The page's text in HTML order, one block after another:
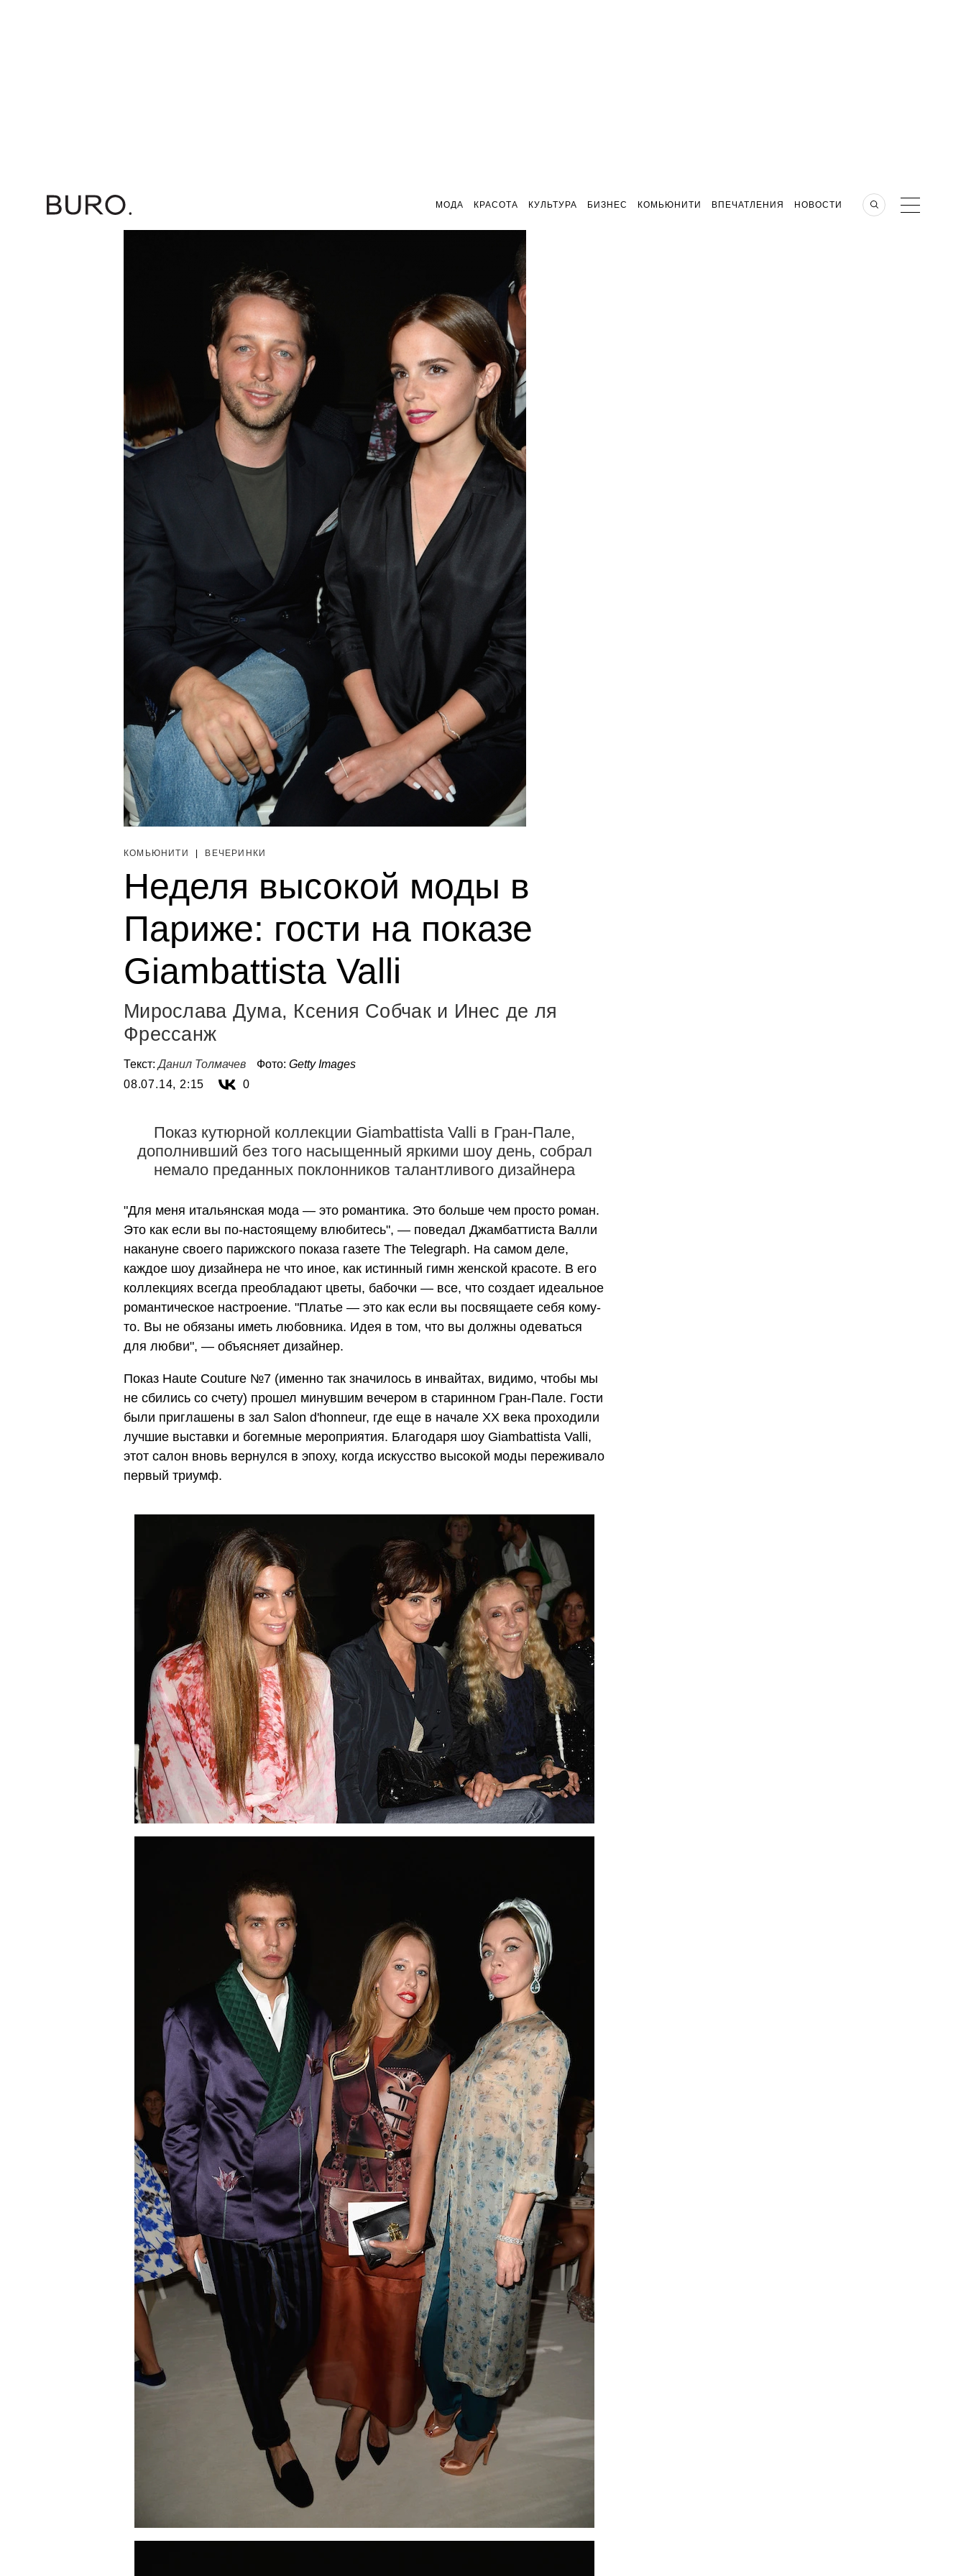
МОДА КРАСОТА КУЛЬТУРА БИЗНЕС КОМЬЮНИТИ ВПЕЧАТЛЕНИЯ НОВОСТИ
КОМЬЮНИТИ ВЕЧЕРИНКИ
Неделя высокой моды в
Париже: гости на показе
Giambattista Valli
Мирослава Дума, Ксения Собчак и Инес де ля
Фрессанж
Текст:Данил Толмачев Фото: Getty Images
08.07.14, 2:15
0
Показ кутюрной коллекции Giambattista Valli в Гран-Пале,
дополнивший без того насыщенный яркими шоу день, собрал
немало преданных поклонников талантливого дизайнера
"Для меня итальянская мода — это романтика. Это больше чем просто роман.
Это как если вы по-настоящему влюбитесь", — поведал Джамбаттиста Валли
накануне своего парижского показа газете The Telegraph. На самом деле,
каждое шоу дизайнера не что иное, как истинный гимн женской красоте. В его
коллекциях всегда преобладают цветы, бабочки — все, что создает идеальное
романтическое настроение. "Платье — это как если вы посвящаете себя кому-
то. Вы не обязаны иметь любовника. Идея в том, что вы должны одеваться
для любви", — объясняет дизайнер.
Показ Haute Couture №7 (именно так значилось в инвайтах, видимо, чтобы мы
не сбились со счету) прошел минувшим вечером в старинном Гран-Пале. Гости
были приглашены в зал Salon d'honneur, где еще в начале XX века проходили
лучшие выставки и богемные мероприятия. Благодаря шоу Giambattista Valli,
этот салон вновь вернулся в эпоху, когда искусство высокой моды переживало
первый триумф.